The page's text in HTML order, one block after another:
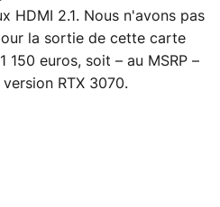
HDMI 2.1. Nous n'avons pas
la sortie de cette carte
euros, soit – au MSRP –
RTX 3070.